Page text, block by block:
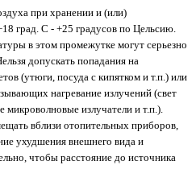
при хранении и (или)
град. С - +25 градусов по Цельсию.
в этом промежутке могут серьезно
допускать попадания на
(утюги, посуда с кипятком и т.п.) или
нагревание излучений (свет
излучатели и т.п.).
вблизи отопительных приборов,
ухудшения внешнего вида и
чтобы расстояние до источника